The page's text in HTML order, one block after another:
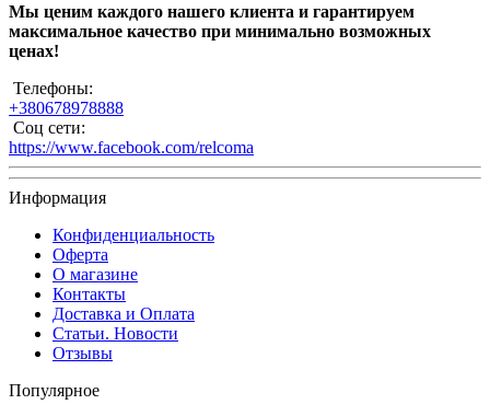
Мы ценим каждого нашего клиента и гарантируем
максимальное качество при минимально возможных
ценах!
Телефоны:
+380678978888
Соц сети:
https://www.facebook.com/relcoma
Информация
Конфиденциальность
Оферта
О магазине
Контакты
Доставка и Оплата
Статьи. Новости
Отзывы
Популярное